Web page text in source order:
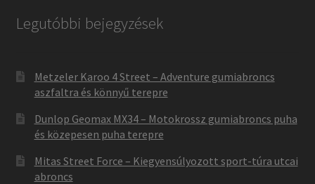
Legutóbbi bejegyzések
Metzeler Karoo 4 Street – Adventure gumiabroncs
aszfaltra és könnyű terepre
Dunlop Geomax MX34 – Motokrossz gumiabroncs puha
és közepesen puha terepre
Mitas Street Force – Kiegyensúlyozott sport-túra utcai
abroncs